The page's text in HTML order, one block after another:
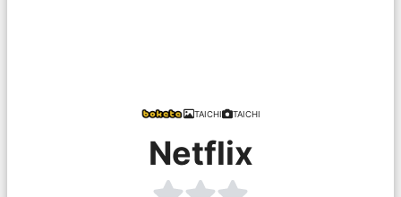
TAICHI TAICHI
Netflix